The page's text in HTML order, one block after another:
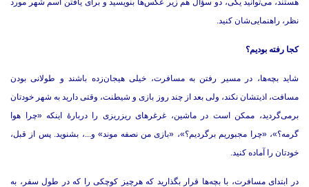
هستند، می‌توانید یکی، دو سؤال هم زیر عکس‌ها بنویسید و برای یافتن اسم شهر مورد
نظر، راهنمایی‌شان کنید.‌
کجا رفته بودیم؟
شاید بچه‌ها، در مسیر رفتن به مسافرت، خیلی هیجان‌زده باشند و طولانی بودن
مسافت، اذیتشان نکند، ولی بعد از چند روز بازی و شیطنت، وقتی دارید به شهر خودتان
برمی‌گردید، ممکن است در ماشین، غرغرهای ریزریزی را دربارۀ اینکه «چرا هوا
گرمه؟»، «چرا مجبوریم برگردیم؟»، «بازی من نصفه موند» و.‌.‌.‌، بشنوید.‌ پس از قبل،
خودتان را آماده کنید.‌
در ابتدای مسافرت، با بچه‌ها قرار بگذارید که هرچیز کوچکی را که در طول سفر، به